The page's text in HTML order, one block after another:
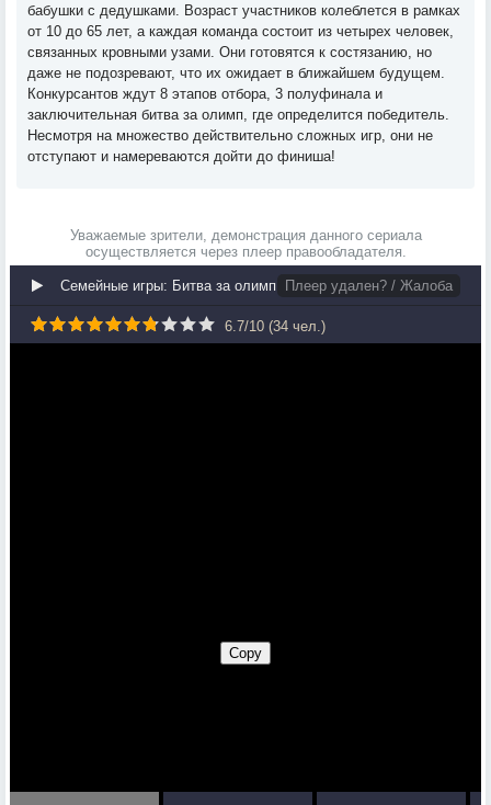
бабушки с дедушками. Возраст участников колеблется в рамках
от 10 до 65 лет, а каждая команда состоит из четырех человек,
связанных кровными узами. Они готовятся к состязанию, но
даже не подозревают, что их ожидает в ближайшем будущем.
Конкурсантов ждут 8 этапов отбора, 3 полуфинала и
заключительная битва за олимп, где определится победитель.
Несмотря на множество действительно сложных игр, они не
отступают и намереваются дойти до финиша!
Уважаемые зрители, демонстрация данного сериала
осуществляется через плеер правообладателя.
Семейные игры: Битва за олимп Плеер удален? / Жалоба
6.7/10 (34 чел.)